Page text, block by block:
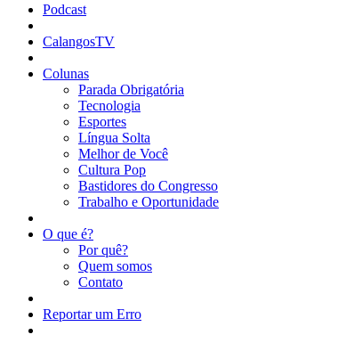
Podcast
CalangosTV
Colunas
Parada Obrigatória
Tecnologia
Esportes
Língua Solta
Melhor de Você
Cultura Pop
Bastidores do Congresso
Trabalho e Oportunidade
O que é?
Por quê?
Quem somos
Contato
Reportar um Erro